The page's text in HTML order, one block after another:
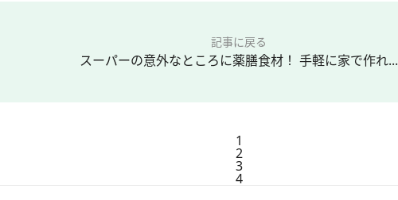
記事に戻る
スーパーの意外なところに薬膳食材！ 手軽に家で作れ...
1
2
3
4